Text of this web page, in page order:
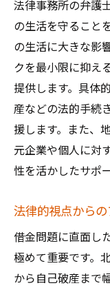
法律事務所の弁護
の生活を守ること
の生活に大きな影
クを最小限に抑え
提供します。具体
産などの法的手続
援します。また、
元企業や個人に対
性を活かしたサポ
法律的視点から
借金問題に直面し
極めて重要です。
から自己破産まで